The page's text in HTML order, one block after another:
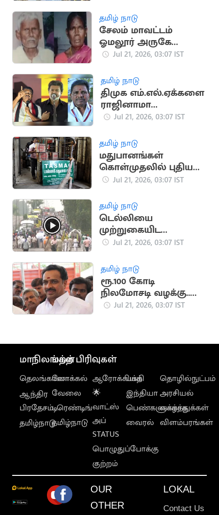
தமிழ் நாடு
சேலம் மாவட்டம்
ஓமலூர் அருகே
வயதான தம்பதி
Jul 21, 2026, 03:07 IST
தமிழ் நாடு
திமுக எம்.எல்.ஏக்களை
ராஜினாமா
செய்யச்சொல்லி
Jul 21, 2026, 03:07 IST
தமிழ் நாடு
மதுபானங்கள்
கொள்முதலில் புதிய
நடைமுறை -
அதிரடி
Jul 21, 2026, 03:07 IST
தமிழ் நாடு
டெல்லியை
முற்றுகையிட
விவசாயிகள் ஆயத்தம்
Jul 21, 2026, 03:07 IST
தமிழ் நாடு
ரூ.100 கோடி
நிலமோசடி வழக்கு..
எம்.ஆர்.விஜயபாசகர்
Jul 21, 2026, 03:07 IST
மாநிலங்கள்
தெலங்கானா
ஆந்திர
பிரதேசம்
தமிழ்நாடு
மற்ற பிரிவுகள்
லோக்கல்
வேலை
டிரெண்டிங்
தமிழ்நாடு
ஆரோக்கியம்
🌟
வாட்ஸ்
அப்
STATUS
பொழுதுப்போக்கு
குற்றம்
பக்தி
இந்தியா
பெண்களுக்காக
வைரல்
தொழில்நுட்பம்
அரசியல்
வாழ்த்துக்கள்
விளம்பரங்கள்
OUR
OTHER
LOKAL
Contact Us